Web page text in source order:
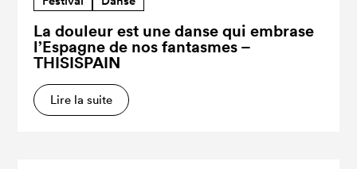
La douleur est une danse qui embrase
l’Espagne de nos fantasmes –
THISISPAIN
Lire la suite